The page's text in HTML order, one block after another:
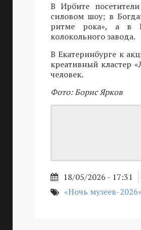
В Ирбите
силовом шоу; в
ритме рока», а в
колокольного завода.
В Екатеринбурге к
креативный кластер
человек.
Фото: Борис Ярков
18/05/2026 - 17:31
«Ночь музеев-2026»